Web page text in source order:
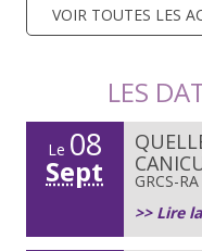
VOIR TOUTES LES
LES
Le 08
Sept
GRCS-RA
>> Lire